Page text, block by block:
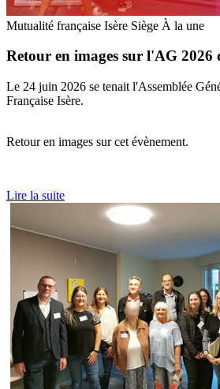
Mutualité française Isère Siège À la une
Retour en images sur l'AG 2026
Le 24 juin 2026 se tenait l'Assemblée
Française Isère.
Retour en images sur cet évènement.
Lire la suite